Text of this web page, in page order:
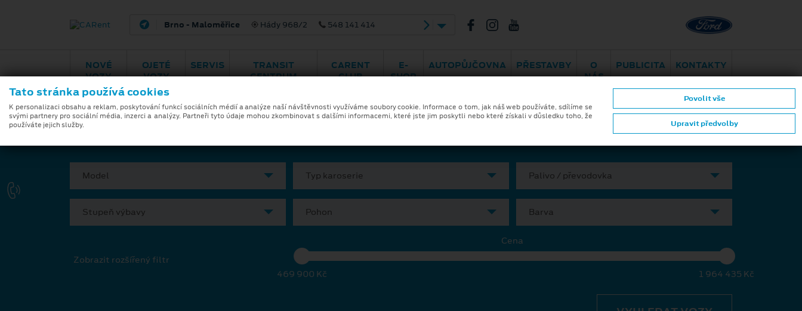
Brno - Maloměřice Hády 968/2 548 141 414 Brno - Juliánov
NOVÉ
VOZY
Modely Zvýhodněná nabídka a financování Skladové vozy Elektromobilita Aplikace Ford
OJETÉ
VOZY
SERVIS
TRANSIT
CENTRUM
CARENT
CLUB
E-
SHOP
AUTOPŮJČOVNA PŘESTAVBY
O
NÁS
PUBLICITA KONTAKTY
VYBERTE SI VÁŠ VŮZ
Model Typ karoserie Palivo / převodovka
Stupeň výbavy Pohon Barva
Zobrazit rozšířený filtr
Cena
469 900 Kč 1 964 435 Kč
Tato stránka používá cookies
K personalizaci obsahu a reklam, poskytování funkcí sociálních médií a analýze naší návštěvnosti využíváme soubory cookie. Informace o tom, jak náš web používáte, sdílíme se
svými partnery pro sociální média, inzerci a analýzy. Partneři tyto údaje mohou zkombinovat s dalšími informacemi, které jste jim poskytli nebo které získali v důsledku toho, že
používáte jejich služby.
Upravit předvolby
Povolit vše